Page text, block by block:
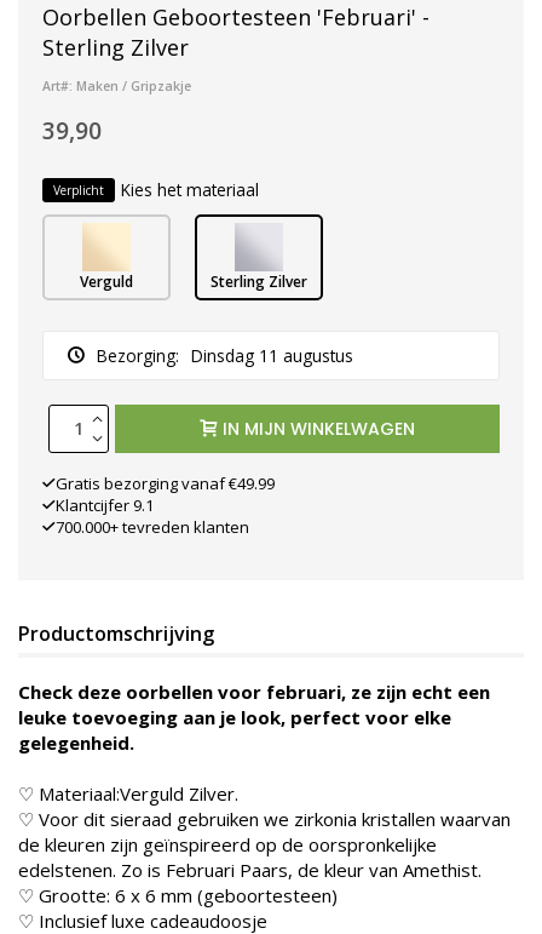
Oorbellen Geboortesteen 'Februari' -
Sterling Zilver
Art#: Maken / Gripzakje
39,90
Verplicht Kies het materiaal
Verguld Sterling Zilver
Bezorging: Dinsdag 11 augustus
IN MIJN WINKELWAGEN
Gratis bezorging vanaf €49.99
Klantcijfer 9.1
700.000+ tevreden klanten
Productomschrijving
Check deze oorbellen voor februari, ze zijn echt een
leuke toevoeging aan je look, perfect voor elke
gelegenheid.
♡ Materiaal:Verguld Zilver.
♡ Voor dit sieraad gebruiken we zirkonia kristallen waarvan
de kleuren zijn geïnspireerd op de oorspronkelijke
edelstenen. Zo is Februari Paars, de kleur van Amethist.
♡ Grootte: 6 x 6 mm (geboortesteen)
♡ Inclusief luxe cadeaudoosje